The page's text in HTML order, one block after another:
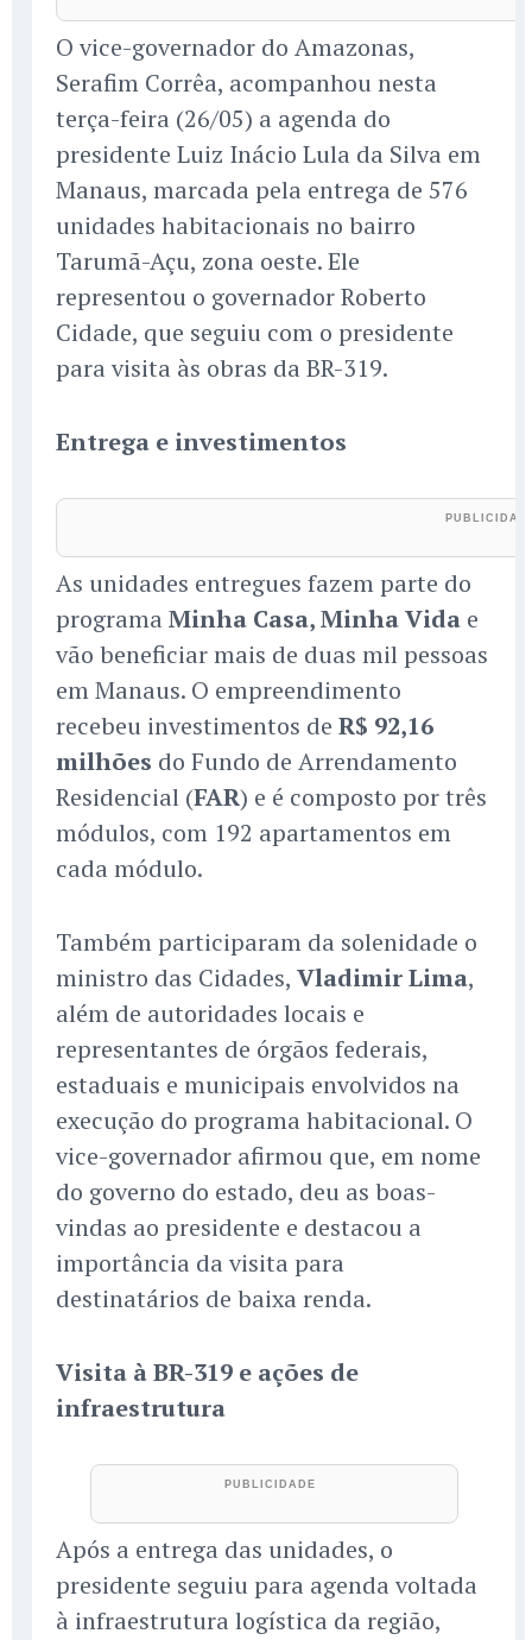
O vice-governador do Amazonas,
Serafim Corrêa, acompanhou nesta
terça-feira (26/05) a agenda do
presidente Luiz Inácio Lula da Silva em
Manaus, marcada pela entrega de 576
unidades habitacionais no bairro
Tarumã-Açu, zona oeste. Ele
representou o governador Roberto
Cidade, que seguiu com o presidente
para visita às obras da BR-319.
Entrega e investimentos
As unidades entregues fazem parte do
programa Minha Casa, Minha Vida e
vão beneficiar mais de duas mil pessoas
em Manaus. O empreendimento
recebeu investimentos de R$ 92,16
milhões do Fundo de Arrendamento
Residencial (FAR) e é composto por três
módulos, com 192 apartamentos em
cada módulo.
Também participaram da solenidade o
ministro das Cidades, Vladimir Lima,
além de autoridades locais e
representantes de órgãos federais,
estaduais e municipais envolvidos na
execução do programa habitacional. O
vice-governador afirmou que, em nome
do governo do estado, deu as boas-
vindas ao presidente e destacou a
importância da visita para
destinatários de baixa renda.
Visita à BR-319 e ações de
infraestrutura
Após a entrega das unidades, o
presidente seguiu para agenda voltada
à infraestrutura logística da região,